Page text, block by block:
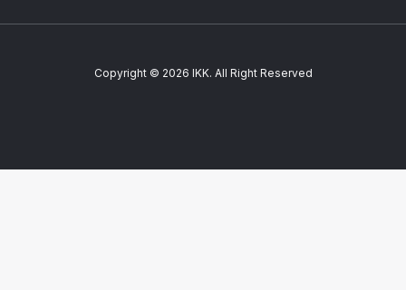
Copyright © 2026 IKK. All Right Reserved